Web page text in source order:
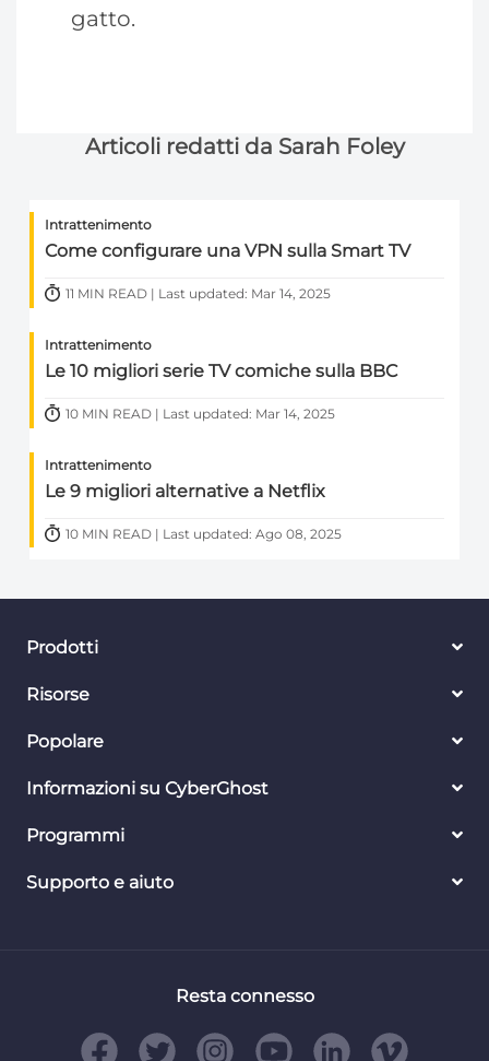
gatto.
Articoli redatti da Sarah Foley
Intrattenimento
Come configurare una VPN sulla Smart TV
11 MIN READ | Last updated: Mar 14, 2025
Intrattenimento
Le 10 migliori serie TV comiche sulla BBC
10 MIN READ | Last updated: Mar 14, 2025
Intrattenimento
Le 9 migliori alternative a Netflix
10 MIN READ | Last updated: Ago 08, 2025
Prodotti
Risorse
Popolare
Informazioni su CyberGhost
Programmi
Supporto e aiuto
Resta connesso